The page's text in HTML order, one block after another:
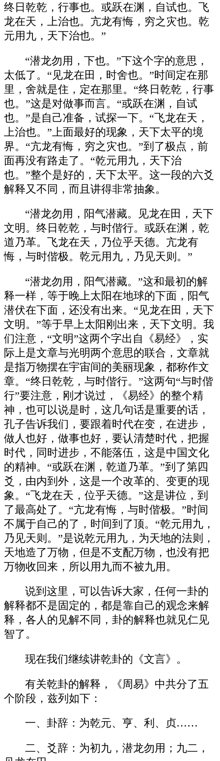
终日乾乾，行事也。或跃在渊，自试也。飞
龙在天，上治也。亢龙有悔，穷之灾也。乾
元用九，天下治也。”
“潜龙勿用，下也。”下这个字的意思，
太低了。“见龙在田，时舍也。”时间定在那
里，舍就是住，定在那里。“终日乾乾，行事
也。”这是对做事而言。“或跃在渊，自试
也。”是自己准备，试探一下。“飞龙在天，
上治也。”上面最好的现象，天下太平的境
界。“亢龙有悔，穷之灾也。”到了极点，前
面再没有路走了。“乾元用九，天下治
也。”整个是好的，天下太平。这一段的六爻
解释又不同，而且讲得非常抽象。
“潜龙勿用，阳气潜藏。见龙在田，天下
文明。终日乾乾，与时偕行。或跃在渊，乾
道乃革。飞龙在天，乃位乎天德。亢龙有
悔，与时偕极。乾元用九，乃见天则。”
“潜龙勿用，阳气潜藏。”这和最初的解
释一样，等于晚上太阳在地球的下面，阳气
潜伏在下面，还没有出来。“见龙在田，天下
文明。”等于早上太阳刚出来，天下文明。我
们注意，“文明”这两个字出自《易经》，实
际上是文章与光明两个意思的联合，文章就
是指万物摆在宇宙间的美丽现象，都称作文
章。“终日乾乾，与时偕行。”这两句“与时偕
行”要注意，刚才说过，《易经》的整个精
神，也可以说是时，这几句话是重要的话，
孔子告诉我们，要跟着时代在变，在进步，
做人也好，做事也好，要认清楚时代，把握
时代，同时进步，不能落伍，这是中国文化
的精神。“或跃在渊，乾道乃革。”到了第四
爻，由内到外，这是一个改革的、变更的现
象。“飞龙在天，位乎天德。”这是讲位，到
了最高处了。“亢龙有悔，与时偕极。”时间
不属于自己的了，时间到了顶。“乾元用九，
乃见天则。”是说乾元用九，为天地的法则，
天地造了万物，但是不支配万物，也没有把
万物收回来，所以用九而不被九用。
说到这里，可以告诉大家，任何一卦的
解释都不是固定的，都是靠自己的观念来解
释，各人的见解不同，卦的解释也就见仁见
智了。
现在我们继续讲乾卦的《文言》。
有关乾卦的解释，《周易》中共分了五
个阶段，兹列如下：
一、卦辞：为乾元、亨、利、贞……
二、爻辞：为初九，潜龙勿用；九二，